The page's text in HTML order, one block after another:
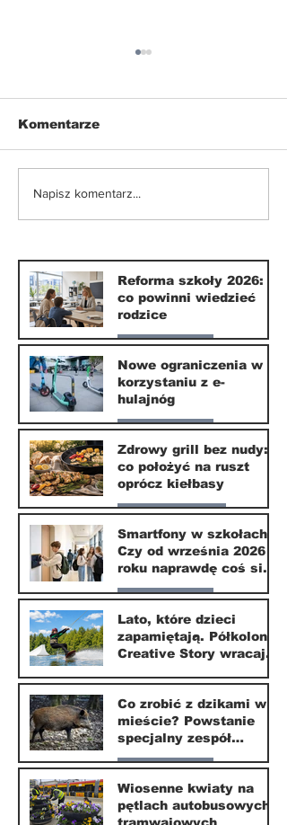
Nowe ograniczenia w
Komentarze
Napisz komentarz...
Reforma szkoły 2026:
co powinni wiedzieć
rodzice
Nasze miasto
10 lip
Nowe ograniczenia w
korzystaniu z e-
hulajnóg
Nasze miasto
3 lip
Zdrowy grill bez nudy:
co położyć na ruszt
oprócz kiełbasy
Zdrowie i uroda
1 lip
Smartfony w szkołach.
Czy od września 2026
roku naprawdę coś się
zmieni?
Nasze miasto
1 lip
Lato, które dzieci
zapamiętają. Półkolonie
Creative Story wracają
20 kwi
Co zrobić z dzikami w
mieście? Powstanie
specjalny zespół
ekspertów
Nasze miasto
20 kwi
Wiosenne kwiaty na
pętlach autobusowych i